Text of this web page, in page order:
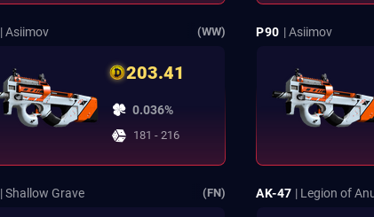
| Asiimov (WW)
203.41
0.036%
181 - 216
P90 | Asiimov
| Shallow Grave (FN) AK-47 | Legion of